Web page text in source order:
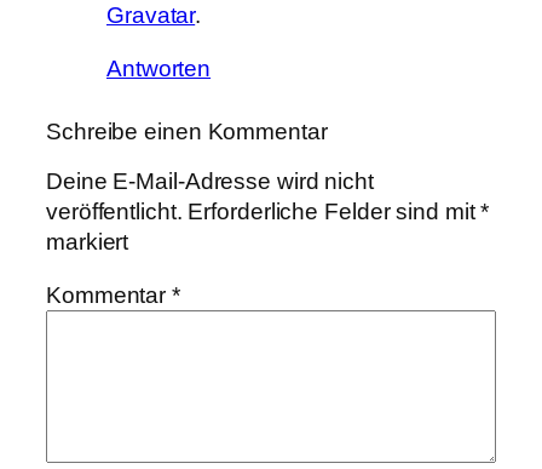
Gravatar.
Antworten
Schreibe einen Kommentar
Deine E-Mail-Adresse wird nicht
veröffentlicht. Erforderliche Felder sind mit*
markiert
Kommentar*